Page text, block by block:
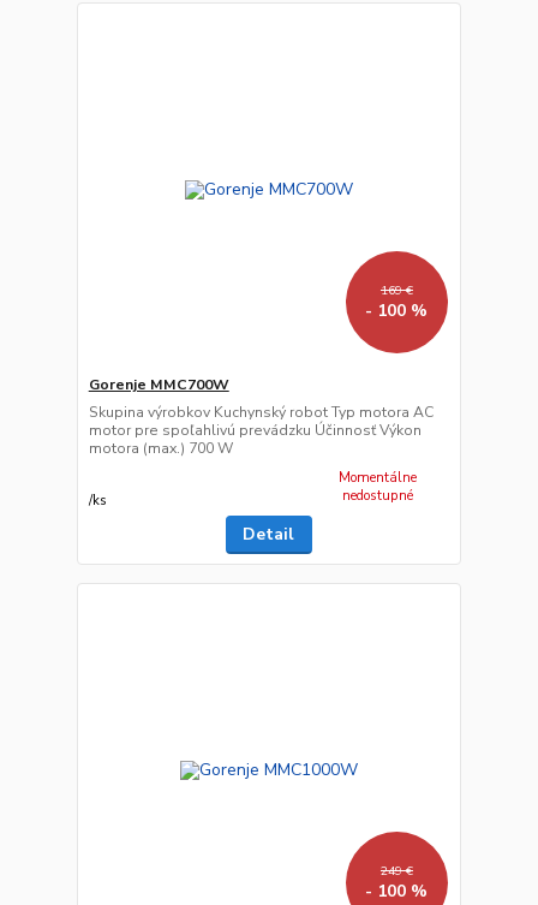
169 €
- 100 %
Gorenje MMC700W
Skupina výrobkov Kuchynský robot Typ motora AC
motor pre spoľahlivú prevádzku Účinnosť Výkon
motora (max.) 700 W
/ks
Momentálne
nedostupné
Detail
249 €
- 100 %